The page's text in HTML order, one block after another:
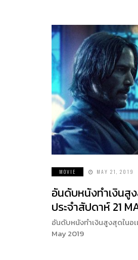
MOVIE MAY 21, 2019
อันดับหนังทำเงินสู
ประจำสัปดาห์ 21
อันดับหนังทำเงินสูงสุดในอ
May 2019